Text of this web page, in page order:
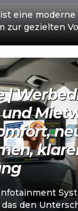
eine
zur gezielten
Mietwagen-
|
das den